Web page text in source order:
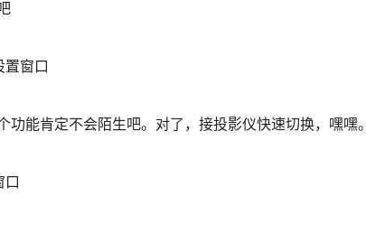
置窗口
功能肯定不会陌生吧。对了，接投影仪快速切换，嘿嘿。
口